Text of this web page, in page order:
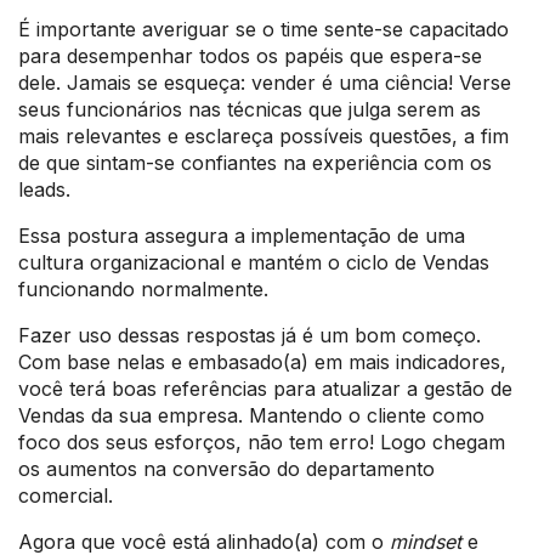
É importante averiguar se o time sente-se capacitado
para desempenhar todos os papéis que espera-se
dele. Jamais se esqueça: vender é uma ciência! Verse
seus funcionários nas técnicas que julga serem as
mais relevantes e esclareça possíveis questões, a fim
de que sintam-se confiantes na experiência com os
leads.
Essa postura assegura a implementação de uma
cultura organizacional e mantém o ciclo de Vendas
funcionando normalmente.
Fazer uso dessas respostas já é um bom começo.
Com base nelas e embasado(a) em mais indicadores,
você terá boas referências para atualizar a gestão de
Vendas da sua empresa. Mantendo o cliente como
foco dos seus esforços, não tem erro! Logo chegam
os aumentos na conversão do departamento
comercial.
Agora que você está alinhado(a) com o mindsete